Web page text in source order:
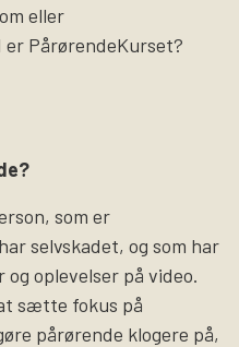
eller
PårørendeKurset?
som er
selvskadet, og som har
oplevelser på video.
sætte fokus på
pårørende klogere på,